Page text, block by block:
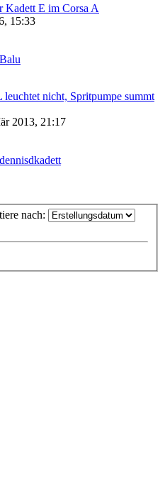
Kadett E im Corsa A
15:33
Balu
nicht, Spritpumpe summt
2013, 21:17
dennisdkadett
nach: